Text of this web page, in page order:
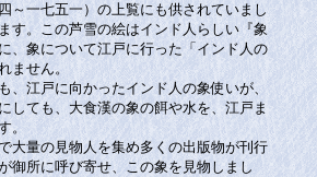
～一七五一）の上覧にも供されていまし
す。この芦雪の絵はインド人らしい『象
、象について江戸に行った「インド人の
ません。
、江戸に向かったインド人の象使いが、
ても、大食漢の象の餌や水を、江戸ま
。
大量の見物人を集め多くの出版物が刊行
御所に呼び寄せ、この象を見物しまし